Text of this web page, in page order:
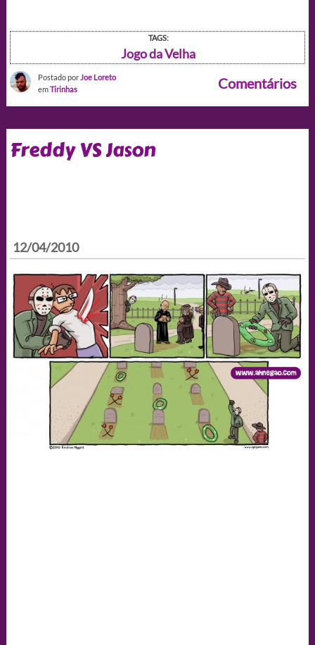
TAGS:
Jogo da Velha
Postado por Joe Loreto
emTirinhas Comentários
Freddy VS Jason
12/04/2010